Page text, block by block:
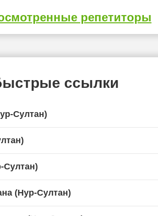
репетиторы
ссылки
Султан)
Султан)
(Нур-Султан)